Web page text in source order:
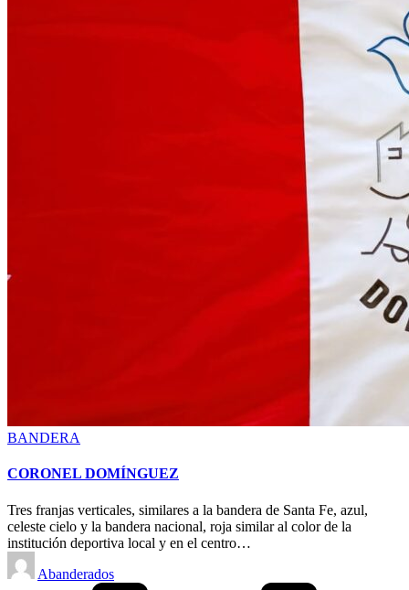
Posted
BANDERA
CORONEL DOMÍNGUEZ
Tres franjas verticales, similares a la bandera de Santa Fe, azul,
celeste cielo y la bandera nacional, roja similar al color de la
institución deportiva local y en el centro…
Posted
by
Abanderados